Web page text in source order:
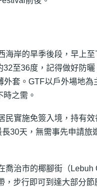
海岸的旱季後段，早上至
至36度，記得做好防
套。GTF以戶外場地為
之需。
民實施免簽入境，持有
30天，無需事先申請旅
喬治市的椰腳街（Lebuh
，步行即可到達大部分節